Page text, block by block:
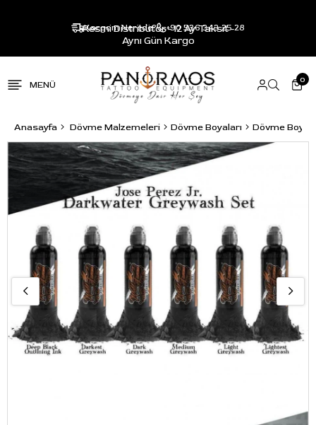
Resmi Distribütör - 12 Ay Taksit -
Aynı Gün Kargo
Kargom Nerede? +90 536 343 25 28
0
Anasayfa Dövme Malzemeleri Dövme Boyaları Dövme Boya